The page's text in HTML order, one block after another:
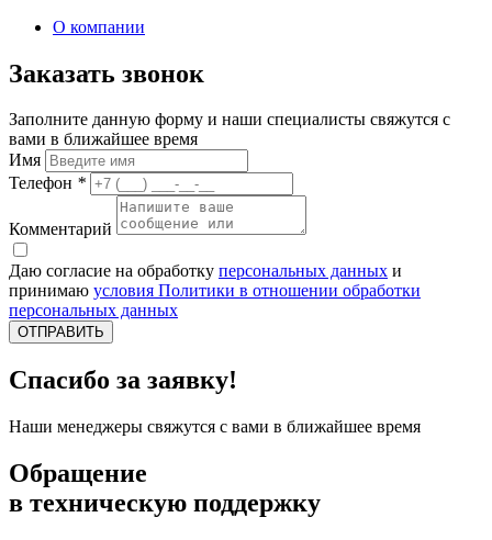
О компании
Заказать звонок
Заполните данную форму и наши специалисты свяжутся с
вами в ближайшее время
Имя
Телефон *
Комментарий
Даю согласие на обработку персональных данных и
принимаю условия Политики в отношении обработки
персональных данных
ОТПРАВИТЬ
Спасибо за заявку!
Наши менеджеры свяжутся с вами в ближайшее время
Обращение
в техническую поддержку